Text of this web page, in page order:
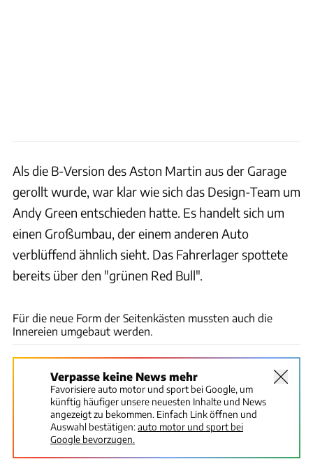
Als die B-Version des Aston Martin aus der Garage
gerollt wurde, war klar wie sich das Design-Team um
Andy Green entschieden hatte. Es handelt sich um
einen Großumbau, der einem anderen Auto
verblüffend ähnlich sieht. Das Fahrerlager spottete
bereits über den "grünen Red Bull".
Für die neue Form der Seitenkästen mussten auch die
Innereien umgebaut werden.
Verpasse keine News mehr
Favorisiere auto motor und sport bei Google, um
künftig häufiger unsere neuesten Inhalte und News
angezeigt zu bekommen. Einfach Link öffnen und
Auswahl bestätigen:auto motor und sport bei
Google bevorzugen.